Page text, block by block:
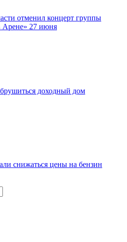
отменил концерт группы
Арене» 27 июня
доходный дом
снижаться цены на бензин